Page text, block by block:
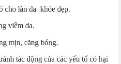
cho làn da khỏe đẹp.
viêm da.
mịn, căng bóng.
tác động của các yếu tố có hại